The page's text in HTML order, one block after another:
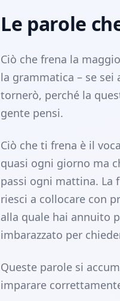
Le parole
Ciò che frena la
la grammatica – se sei
tornerò, perché la
gente pensi.
Ciò che ti frena è il
quasi ogni giorno ma
passi ogni mattina. La
riesci a collocare con
alla quale hai annuito
imbarazzato per
Queste parole si
imparare